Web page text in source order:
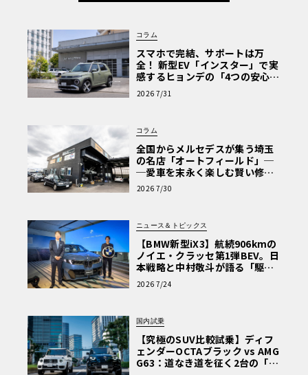
コラム
スマホで完結、サポートは万
全！ 新型EV「インスター」で実
感するヒョンデの「4つの安心」
【第1回・ヒョンデ6つの疑問：
Why? Hyundai?】〈PR〉
2026 7/31
コラム
全国からメルセデスが集う埼玉
の名店「オートフィールド」─
─愛車を末永く楽しむ賢い修理
術と、プロがフックス製オイル
を選ぶ理由〈PR〉
2026 7/30
ニュース＆トピックス
【BMW新型iX3】航続906kmの
ノイエ・クラッセ第1弾BEV。日
本戦略と中村敬斗が語る「駆け
ぬける歓び」
2026 7/24
国内試乗
【究極のSUV比較試乗】ディフ
ェンダーOCTAブラック vs AMG
G63：道なき道を征く2台の「対